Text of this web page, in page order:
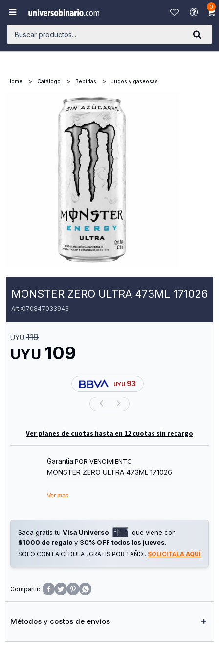
0

Home Catálogo Bebidas Jugos y gaseosas
MONSTER ZERO ULTRA 473ML 171026
070847033943
UYU 109
UYU 119
UYU 93
Ver planes de cuotas hasta en 12 cuotas sin recargo
Garantia:POR VENCIMIENTO
MONSTER ZERO ULTRA 473ML 171026
Ver mas
Saca gratis tu Visa Universo
que viene con
$1000 de regalo y 30% OFF todos los jueves.
SOLO CON LA CÉDULA , GRATIS POR 1 AÑO . SOLICITALA AQUÍ
   
Métodos y costos de envíos